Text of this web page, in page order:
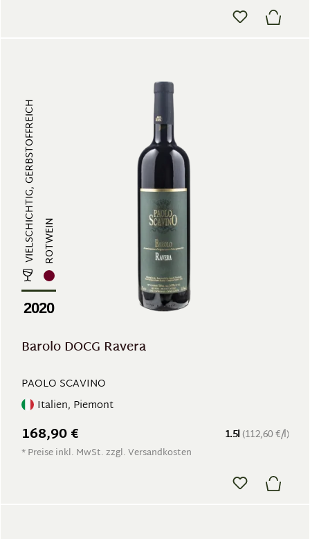
VIELSCHICHTIG, GERBSTOFFREICH ROTWEIN
2020
Barolo DOCG Ravera
PAOLO SCAVINO
Italien, Piemont
1.5l (112,60 €/l)
168,90 €
* Preise inkl. MwSt. zzgl. Versandkosten